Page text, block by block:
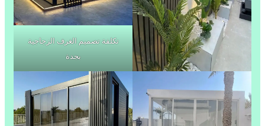
تكلفة تصميم الغرف الزجاجية
بجدة